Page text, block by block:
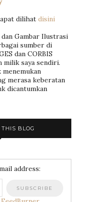
dilihat disini
Gambar Ilustrasi
sumber di
dan CORBIS
milik saya sendiri.
merasa keberatan
dicantumkan
BLOG
address: